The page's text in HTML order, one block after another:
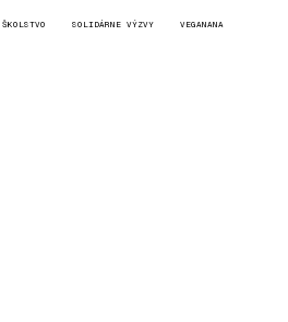
ŠKOLSTVO SOLIDÁRNE VÝZVY VEGANANA